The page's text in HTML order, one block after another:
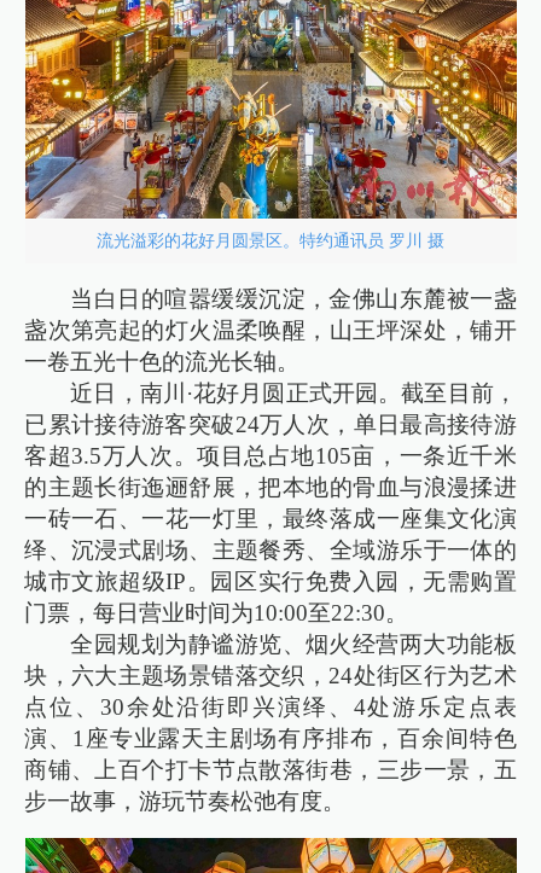
流光溢彩的花好月圆景区。特约通讯员 罗川 摄
当白日的喧嚣缓缓沉淀，金佛山东麓被一盏
盏次第亮起的灯火温柔唤醒，山王坪深处，铺开
一卷五光十色的流光长轴。
近日，南川·花好月圆正式开园。截至目前，
已累计接待游客突破24万人次，单日最高接待游
客超3.5万人次。项目总占地105亩，一条近千米
的主题长街迤逦舒展，把本地的骨血与浪漫揉进
一砖一石、一花一灯里，最终落成一座集文化演
绎、沉浸式剧场、主题餐秀、全域游乐于一体的
城市文旅超级IP。园区实行免费入园，无需购置
门票，每日营业时间为10:00至22:30。
全园规划为静谧游览、烟火经营两大功能板
块，六大主题场景错落交织，24处街区行为艺术
点位、30余处沿街即兴演绎、4处游乐定点表
演、1座专业露天主剧场有序排布，百余间特色
商铺、上百个打卡节点散落街巷，三步一景，五
步一故事，游玩节奏松弛有度。